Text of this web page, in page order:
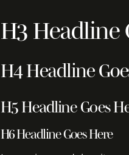
H3 Headline
H4 Headline
H5 Headline Goes
H6 Headline Goes Here